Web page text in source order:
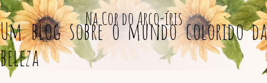
Na Cor do Arco-íris
Um blog sobre o mundo colorido da
beleza